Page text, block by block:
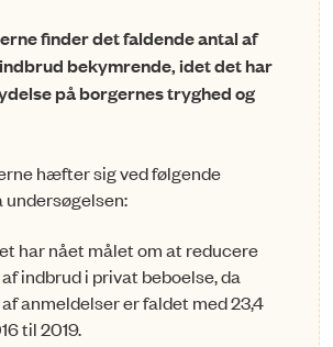
finder det faldende antal af
bekymre­nde, idet det har
på borgernes tryghed og
hæfter sig ved følgende
har nået målet om at reducere
indbrud i privat beboelse, da
anmeldelser er faldet med 23,4
til 2019.